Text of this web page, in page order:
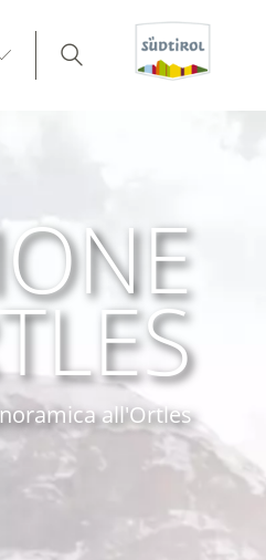
all'Ortles